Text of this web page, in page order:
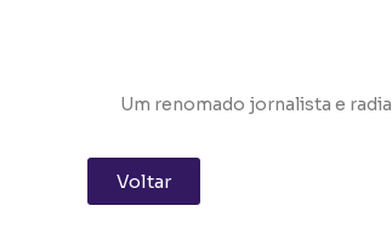
Um renomado jornalista e
Voltar